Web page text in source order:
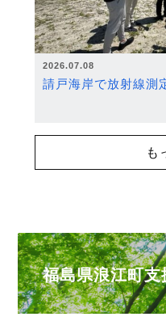
2026.07.08
請戸海岸で放射線測
も
福島県浪江町支